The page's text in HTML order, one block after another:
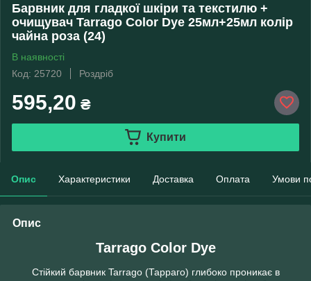
Барвник для гладкої шкіри та текстилю +
очищувач Tarrago Color Dye 25мл+25мл колір
чайна роза (24)
В наявності
Код: 25720
Роздріб
595,20 ₴
Купити
Опис Характеристики Доставка Оплата Умови
Опис
Tarrago Color Dye
Стійкий барвник Tarrago (Тарраго) глибоко проникає в